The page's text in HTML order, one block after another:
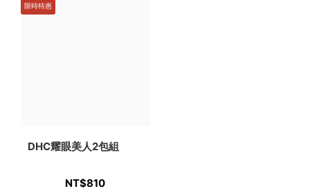
限時特惠
DHC耀眼美人2包組
NT$810